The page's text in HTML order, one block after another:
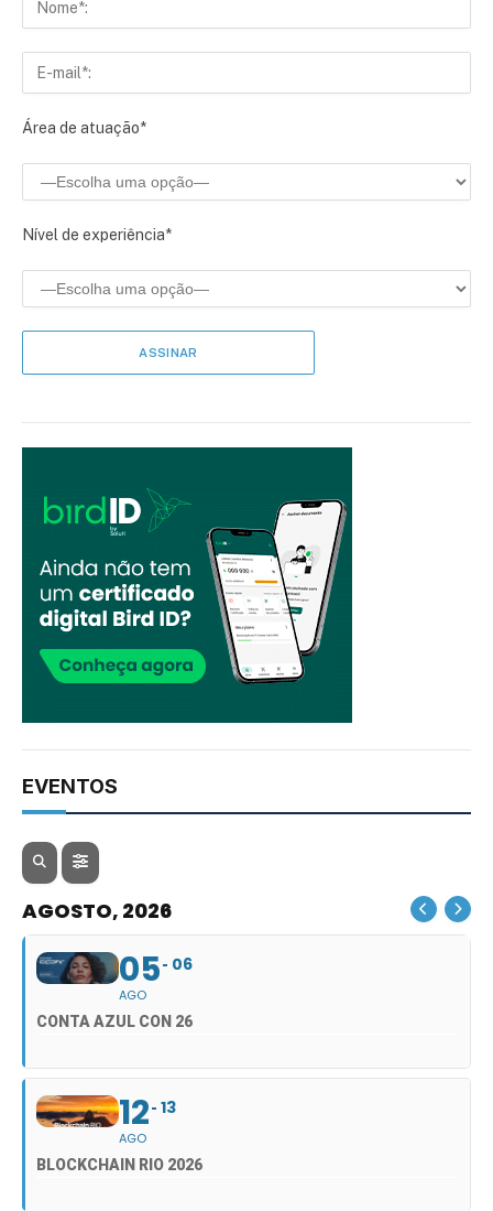
Área de atuação*
Nível de experiência*
EVENTOS
AGOSTO, 2026
05
AGO
06
CONTA AZUL CON 26
12
AGO
13
BLOCKCHAIN RIO 2026